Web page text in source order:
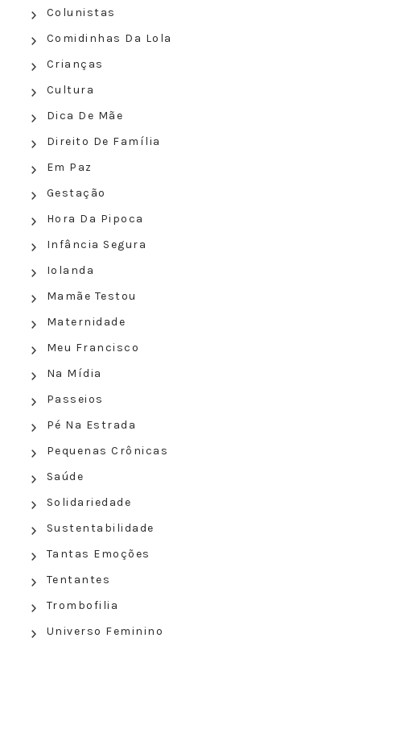
Colunistas
Comidinhas Da Lola
Crianças
Cultura
Dica De Mãe
Direito De Família
Em Paz
Gestação
Hora Da Pipoca
Infância Segura
Iolanda
Mamãe Testou
Maternidade
Meu Francisco
Na Mídia
Passeios
Pé Na Estrada
Pequenas Crônicas
Saúde
Solidariedade
Sustentabilidade
Tantas Emoções
Tentantes
Trombofilia
Universo Feminino